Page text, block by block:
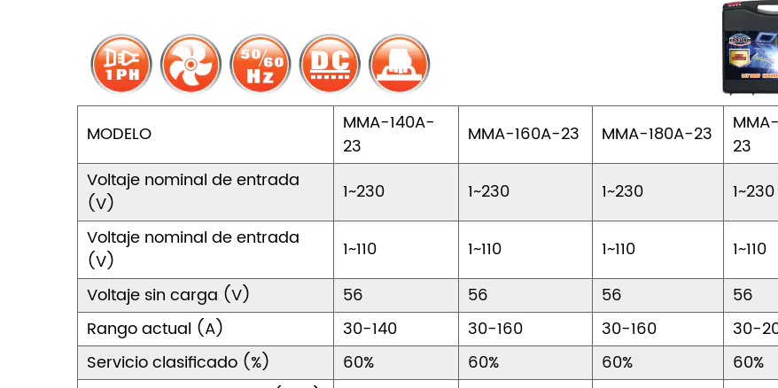
MODELO
MMA-140A-
23
MMA-160A-23 MMA-180A-23
23
Voltaje nominal de entrada
(V)
1~230 1~230 1~230 1~230
Voltaje nominal de entrada
(V)
1~110 1~110 1~110 1~110
Voltaje sin carga (V)
56 56 56 56
Rango actual (A)
30-140 30-160 30-160 30-
Servicio clasificado (%)
60% 60% 60% 60%